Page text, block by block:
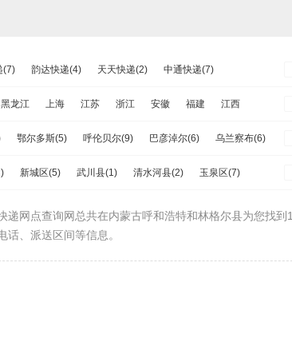
(7) 韵达快递(4) 天天快递(2) 中通快递(7)
通快递(1)
黑龙江 上海 江苏 浙江 安徽 福建 江西
鄂尔多斯(5) 呼伦贝尔(9) 巴彦淖尔(6) 乌兰察布(6)
新城区(5) 武川县(1) 清水河县(2) 玉泉区(7)
递网点查询网总共在内蒙古呼和浩特和林格尔县为您找到
、派送区间等信息。